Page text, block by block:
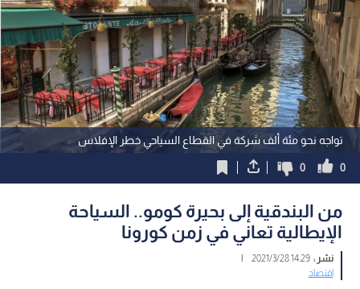
تواجه نحو مئة ألف شركة في القطاع السياحي خطر الإفلاس
0
0
من البندقية إلى بحيرة كومو.. السياحة
الإيطالية تعاني في زمن كورونا
نشر :14:29 2021/3/28
|
اقتصاد